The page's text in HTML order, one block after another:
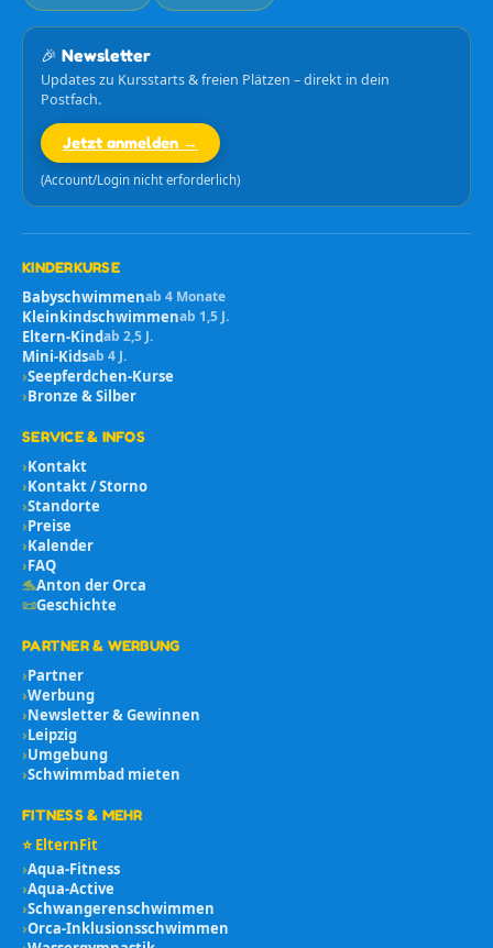
🎉 Newsletter
Updates zu Kursstarts & freien Plätzen – direkt in dein
Postfach.
Jetzt anmelden →
(Account/Login nicht erforderlich)
KINDERKURSE
Babyschwimmenab 4 Monate
Kleinkindschwimmenab 1,5 J.
Eltern-Kindab 2,5 J.
Mini-Kidsab 4 J.
›Seepferdchen-Kurse
›Bronze & Silber
SERVICE & INFOS
›Kontakt
›Kontakt / Storno
›Standorte
›Preise
›Kalender
›FAQ
🐬Anton der Orca
📜Geschichte
PARTNER & WERBUNG
›Partner
›Werbung
›Newsletter & Gewinnen
›Leipzig
›Umgebung
›Schwimmbad mieten
FITNESS & MEHR
⭐ ElternFit
›Aqua-Fitness
›Aqua-Active
›Schwangerenschwimmen
›Orca-Inklusionsschwimmen